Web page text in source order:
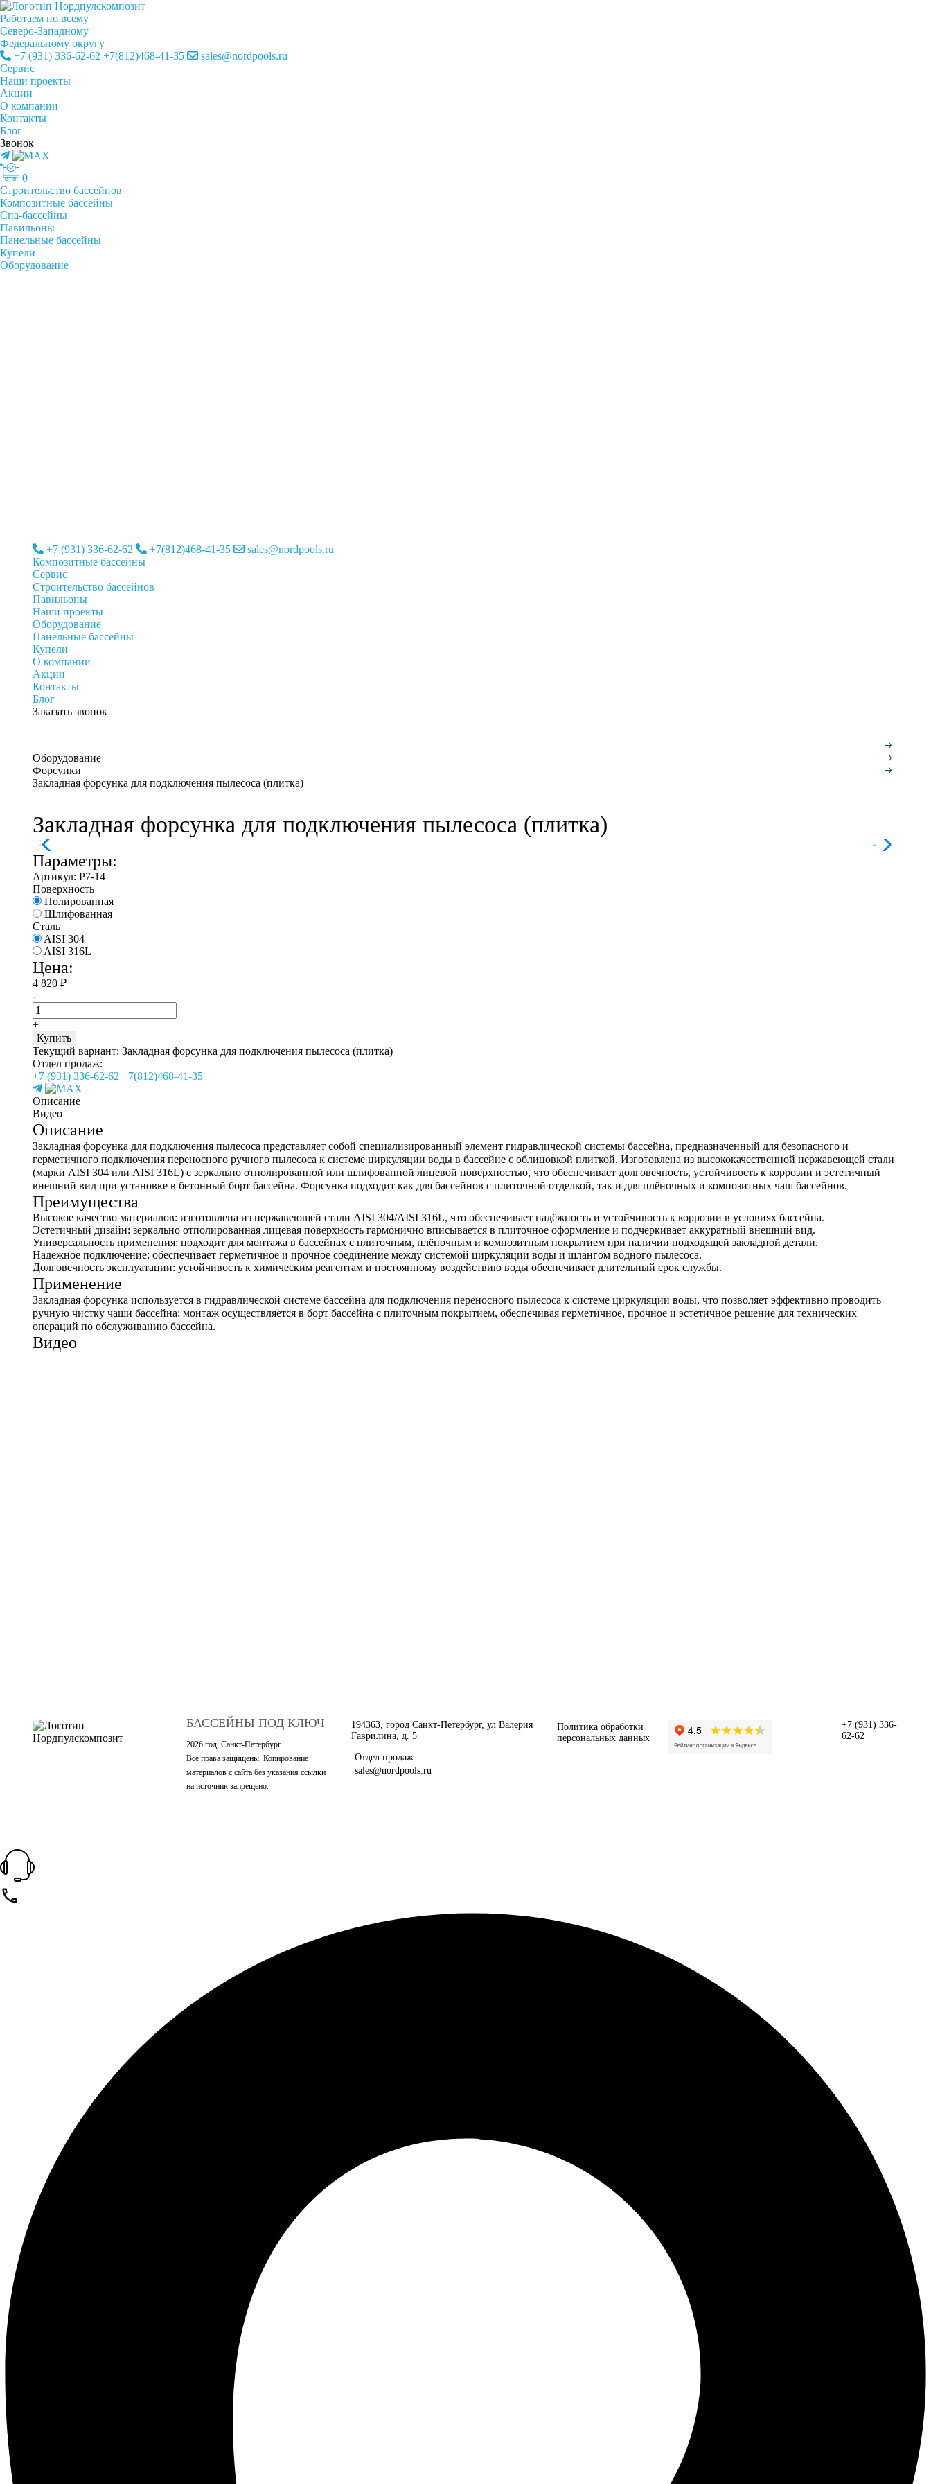
Работаем по всему
Cеверо-Западному
Федеральному округу
+7 (931) 336-62-62 +7(812)468-41-35
sales@nordpools.ru
Cервис
Наши проекты
Акции
О компании
Контакты
Блог
Звонок
0
Строительство бассейнов
Композитные бассейны
Спа-бассейны
Павильоны
Панельные бассейны
Купели
Оборудование
+7 (931) 336-62-62 +7(812)468-41-35
sales@nordpools.ru
Композитные бассейны
Cервис
Строительство бассейнов
Павильоны
Наши проекты
Оборудование
Панельные бассейны
Купели
О компании
Акции
Контакты
Блог
Заказать звонок
Оборудование
Форсунки
Закладная форсунка для подключения пылесоса (плитка)
Закладная форсунка для подключения пылесоса (плитка)
Параметры:
Артикул: Р7-14
Поверхность
Полированная
Шлифованная
Сталь
AISI 304
AISI 316L
Цена:
4 820 ₽
-
+
Купить
Текущий вариант: Закладная форсунка для подключения пылесоса (плитка)
Отдел продаж:
+7 (931) 336-62-62 +7(812)468-41-35
Описание
Видео
Описание
Закладная форсунка для подключения пылесоса представляет собой специализированный элемент гидравлической системы бассейна, предназначенный для безопасного и
герметичного подключения переносного ручного пылесоса к системе циркуляции воды в бассейне с облицовкой плиткой. Изготовлена из высококачественной нержавеющей стали
(марки AISI 304 или AISI 316L) с зеркально отполированной или шлифованной лицевой поверхностью, что обеспечивает долговечность, устойчивость к коррозии и эстетичный
внешний вид при установке в бетонный борт бассейна. Форсунка подходит как для бассейнов с плиточной отделкой, так и для плёночных и композитных чаш бассейнов.
Преимущества
Высокое качество материалов: изготовлена из нержавеющей стали AISI 304/AISI 316L, что обеспечивает надёжность и устойчивость к коррозии в условиях бассейна.
Эстетичный дизайн: зеркально отполированная лицевая поверхность гармонично вписывается в плиточное оформление и подчёркивает аккуратный внешний вид.
Универсальность применения: подходит для монтажа в бассейнах с плиточным, плёночным и композитным покрытием при наличии подходящей закладной детали.
Надёжное подключение: обеспечивает герметичное и прочное соединение между системой циркуляции воды и шлангом водного пылесоса.
Долговечность эксплуатации: устойчивость к химическим реагентам и постоянному воздействию воды обеспечивает длительный срок службы.
Применение
Закладная форсунка используется в гидравлической системе бассейна для подключения переносного пылесоса к системе циркуляции воды, что позволяет эффективно проводить
ручную чистку чаши бассейна; монтаж осуществляется в борт бассейна с плиточным покрытием, обеспечивая герметичное, прочное и эстетичное решение для технических
операций по обслуживанию бассейна.
Видео
БАССЕЙНЫ ПОД КЛЮЧ
2026 год, Санкт-Петербург.
Все права защищены. Копирование
материалов с сайта без указания ссылки
на источник запрещено.
194363, город Санкт-Петербург, ул Валерия
Гаврилина, д. 5
Отдел продаж:
sales@nordpools.ru
Политика обработки
персональных данных
+7 (931) 336-
62-62